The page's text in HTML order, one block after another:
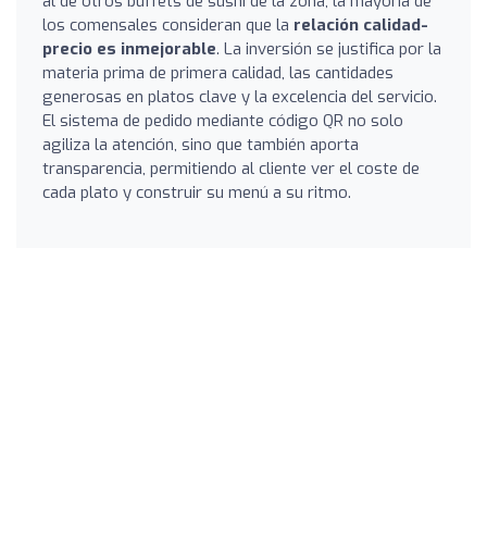
los comensales consideran que la relación calidad-
precio es inmejorable. La inversión se justifica por la
materia prima de primera calidad, las cantidades
generosas en platos clave y la excelencia del servicio.
El sistema de pedido mediante código QR no solo
agiliza la atención, sino que también aporta
transparencia, permitiendo al cliente ver el coste de
cada plato y construir su menú a su ritmo.